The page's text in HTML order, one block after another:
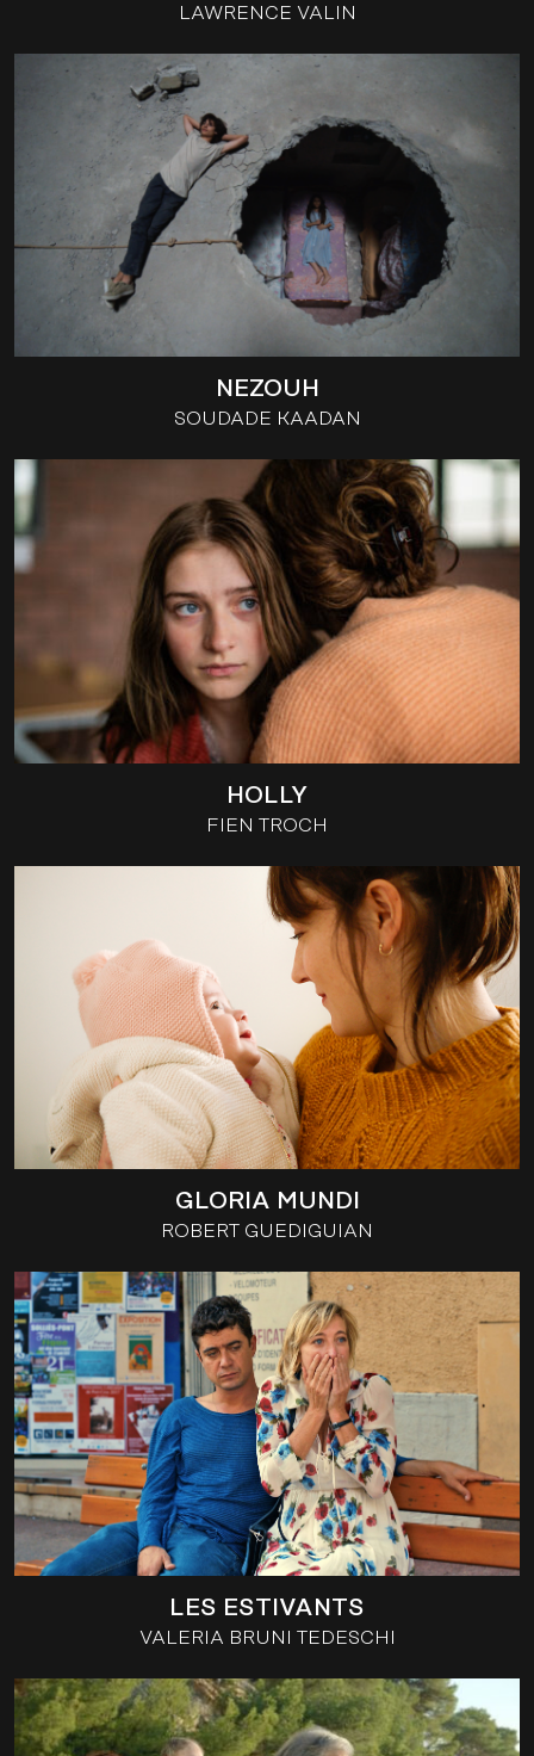
LAWRENCE VALIN
NEZOUH
SOUDADE KAADAN
HOLLY
FIEN TROCH
GLORIA MUNDI
ROBERT GUEDIGUIAN
LES ESTIVANTS
VALERIA BRUNI TEDESCHI